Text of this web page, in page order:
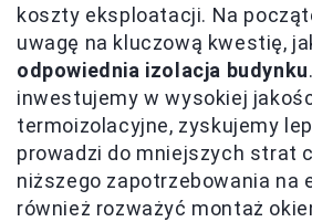
koszty eksploatacji. Na
uwagę na kluczową kwestię,
odpowiednia izolacja budynku
inwestujemy w wysokiej
termoizolacyjne, zyskujemy
prowadzi do mniejszych strat
niższego zapotrzebowania na
również rozważyć montaż